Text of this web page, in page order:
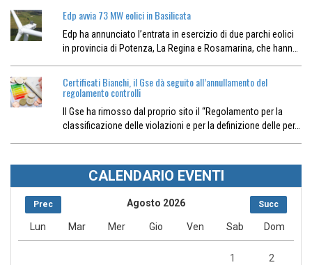
Edp avvia 73 MW eolici in Basilicata
Edp ha annunciato l’entrata in esercizio di due parchi eolici
in provincia di Potenza, La Regina e Rosamarina, che hann…
Certificati Bianchi, il Gse dà seguito all’annullamento del
regolamento controlli
Il Gse ha rimosso dal proprio sito il “Regolamento per la
classificazione delle violazioni e per la definizione delle per…
CALENDARIO EVENTI
Prec Succ
Agosto 2026
Lun Mar Mer Gio Ven Sab Dom
1 2